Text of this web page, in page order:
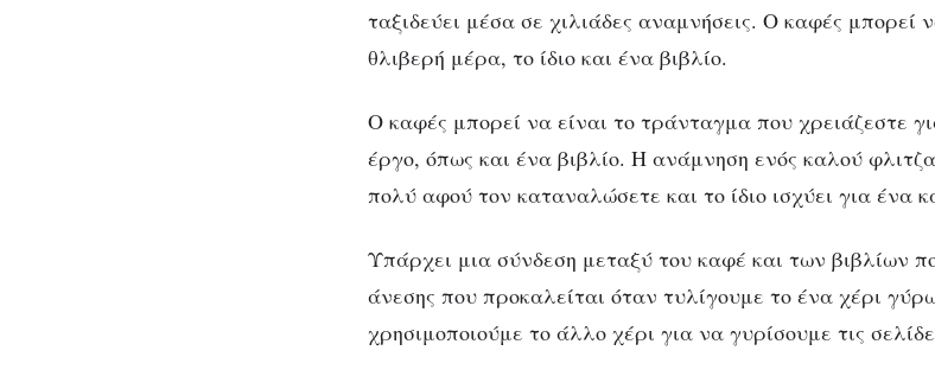
ταξιδεύει μέσα σε χιλιάδες αναμνήσεις. Ο καφές μπορεί
θλιβερή μέρα, το ίδιο και ένα βιβλίο.
Ο καφές μπορεί να είναι το τράνταγμα που χρειάζεστε
έργο, όπως και ένα βιβλίο. Η ανάμνηση ενός καλού
πολύ αφού τον καταναλώσετε και το ίδιο ισχύει για ένα
Υπάρχει μια σύνδεση μεταξύ του καφέ και των βιβλίων
άνεσης που προκαλείται όταν τυλίγουμε το ένα χέρι
χρησιμοποιούμε το άλλο χέρι για να γυρίσουμε τις